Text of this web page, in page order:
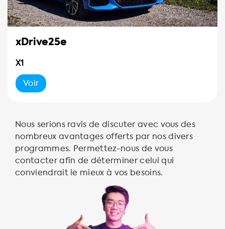
xDrive25e
X1
Voir
Nous serions ravis de discuter avec vous des
nombreux avantages offerts par nos divers
programmes. Permettez-nous de vous
contacter afin de déterminer celui qui
conviendrait le mieux à vos besoins.